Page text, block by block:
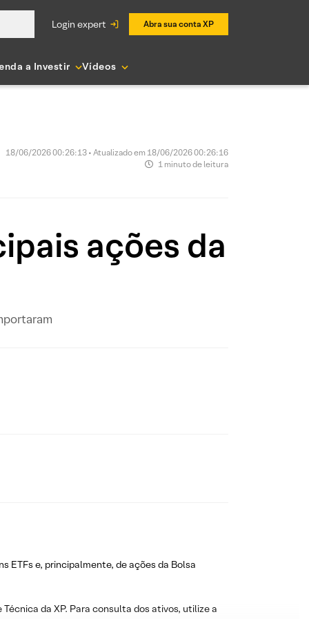
login expert Abra sua conta XP
a Investir Vídeos
18/06/2026 00:26:13 • Atualizado em 18/06/2026 00:26:16
1 minuto de leitura
ações da
ETFs e, principalmente, de ações da Bolsa
da XP. Para consulta dos ativos, utilize a